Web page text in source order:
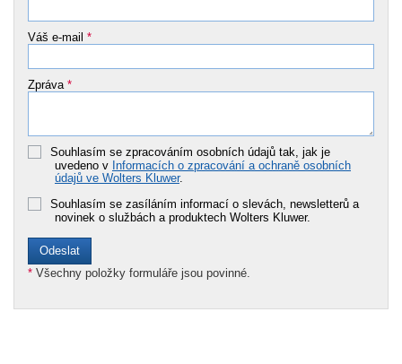
Váš e-mail *
Zpráva *
Souhlasím se zpracováním osobních údajů tak, jak je
uvedeno v Informacích o zpracování a ochraně osobních
údajů ve Wolters Kluwer.
Souhlasím se zasíláním informací o slevách, newsletterů a
novinek o službách a produktech Wolters Kluwer.
* Všechny položky formuláře jsou povinné.